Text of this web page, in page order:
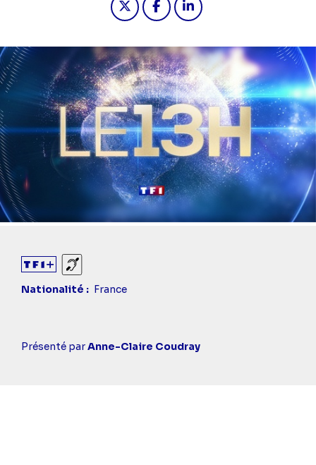
Sourds et malentendants
Nationalité
France
Casting
Présenté parAnne-Claire Coudray